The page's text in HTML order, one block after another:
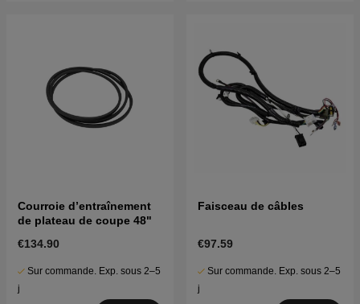
Courroie d’entraînement
de plateau de coupe 48"
€134.90
Sur commande. Exp. sous 2–5
j
Faisceau de câbles
€97.59
Sur commande. Exp. sous 2–5
j